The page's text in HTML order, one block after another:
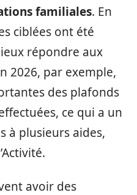
familiales. En
ciblées ont été
répondre aux
2026, par exemple,
des plafonds
ce qui a un
à plusieurs aides,
avoir des